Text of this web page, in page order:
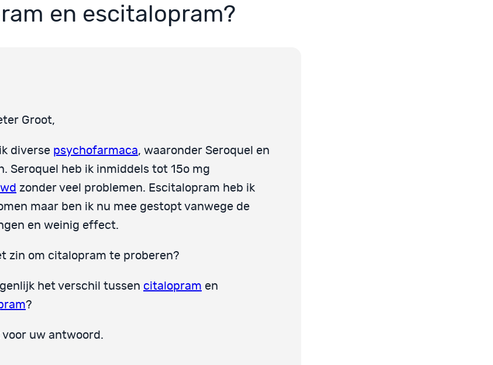
en escitalopram?
Groot,
diverse psychofarmaca, waaronder Seroquel en
Seroquel heb ik inmiddels tot 15o mg
zonder veel problemen. Escitalopram heb ik
maar ben ik nu mee gestopt vanwege de
en weinig effect.
zin om citalopram te proberen?
het verschil tussen citalopram en
?
voor uw antwoord.